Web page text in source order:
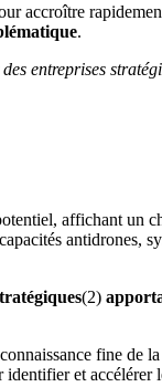
accroître
.
entreprises
affichant un
antidrones,
(2)
fine de
et accélérer